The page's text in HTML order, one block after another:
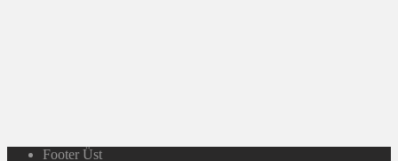
Footer Üst